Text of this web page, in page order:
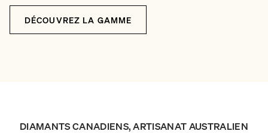
DÉCOUVREZ LA GAMME
DIAMANTS CANADIENS, ARTISANAT AUSTRALIEN